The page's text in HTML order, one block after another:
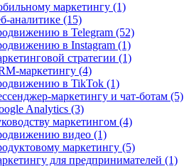
маркетингу (1)
аналитике (15)
в Telegram (52)
в Instagram (1)
стратегии (1)
маркетингу (4)
в TikTok (1)
маркетингу и чат-ботам (5)
Analytics (3)
маркетингом (4)
видео (1)
маркетингу (5)
для предпринимателей (1)